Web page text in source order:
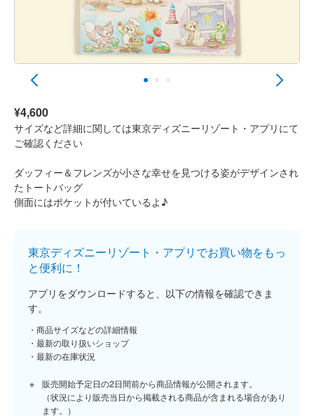
¥4,600
サイズなど詳細に関しては東京ディズニーリゾート・アプリにて
ご確認ください
ダッフィー＆フレンズが小さな幸せを見つける姿がデザインされ
たトートバッグ
側面にはポケットが付いているよ♪
東京ディズニーリゾート・アプリでお買い物をもっ
と便利に！
アプリをダウンロードすると、以下の情報を確認できま
す。
商品サイズなどの詳細情報
最新の取り扱いショップ
最新の在庫状況
販売開始予定日の2日間前から商品情報が公開されます。
（状況により販売当日から掲載される商品が含まれる場合があり
ます。）